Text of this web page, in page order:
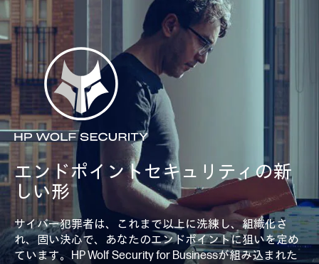
エンドポイントセキュリティの新
しい形
サイバー犯罪者は、これまで以上に洗練し、組織化さ
れ、固い決心で、あなたのエンドポイントに狙いを定め
ています。HP Wolf Security for Businessが組み込まれた